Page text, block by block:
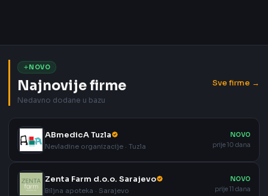
NOVO
Najnovije firme
Nedavno dodane u bazu
Sve firme →
ABmedicA Tuzla
Nevladine organizacije · Tuzla
NOVO
prije 10 dana
Zenta Farm d.o.o. Sarajevo
Biljna apoteka · Sarajevo
NOVO
prije 11 dana